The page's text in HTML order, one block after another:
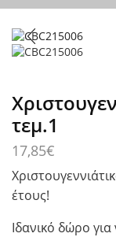
τεμ.1
17,85€
έτους!
Ιδανικό δώρο